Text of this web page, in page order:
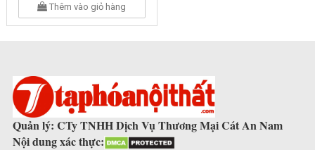
Thêm vào giỏ hàng
Quản lý: CTy TNHH Dịch Vụ Thương Mại Cát An Nam
Nội dung xác thực: